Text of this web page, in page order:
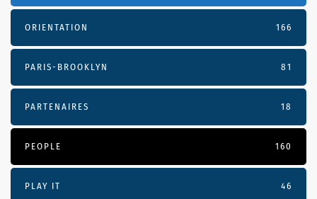
ORIENTATION 166
PARIS-BROOKLYN 81
PARTENAIRES 18
PEOPLE 160
PLAY IT 46